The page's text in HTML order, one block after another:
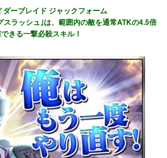
ーブレイド ジャックフォーム
スラッシュ｣は、範囲内の敵を通常ATKの4.5倍
きる一撃必殺スキル！